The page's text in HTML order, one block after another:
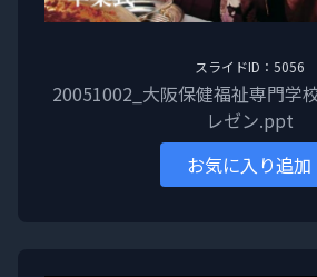
スライドID：5056
20051002_大阪保健福祉専門学
レゼン.ppt
お気に入り追加